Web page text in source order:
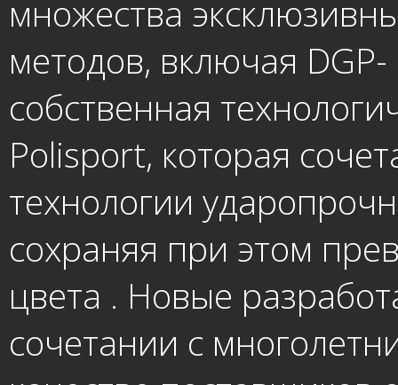
множества
методов, включая
собственная
Polisport, которая
технологии
сохраняя при этом
цвета . Новые
сочетании с